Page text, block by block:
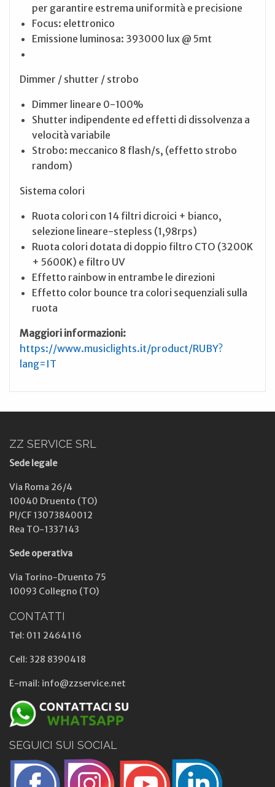
per garantire estrema uniformità e precisione
Focus: elettronico
Emissione luminosa: 393000 lux @ 5mt
Dimmer / shutter / strobo
Dimmer lineare 0-100%
Shutter indipendente ed effetti di dissolvenza a
velocità variabile
Strobo: meccanico 8 flash/s, (effetto strobo
random)
Sistema colori
Ruota colori con 14 filtri dicroici + bianco,
selezione lineare-stepless (1,98rps)
Ruota colori dotata di doppio filtro CTO (3200K
+ 5600K) e filtro UV
Effetto rainbow in entrambe le direzioni
Effetto color bounce tra colori sequenziali sulla
ruota
Maggiori informazioni:
https://www.musiclights.it/product/RUBY?
lang=IT
ZZ SERVICE SRL
Sede legale
Via Roma 26/4
10040 Druento (TO)
PI/CF 13073840012
Rea TO-1337143
Sede operativa
Via Torino-Druento 75
10093 Collegno (TO)
CONTATTI
Tel: 011 2464116
Cell: 328 8390418
E-mail: info@zzservice.net
SEGUICI SUI SOCIAL